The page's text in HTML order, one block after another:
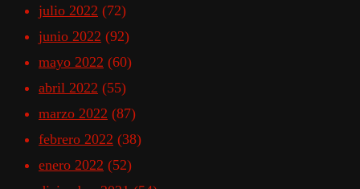
julio 2022 (72)
junio 2022 (92)
mayo 2022 (60)
abril 2022 (55)
marzo 2022 (87)
febrero 2022 (38)
enero 2022 (52)